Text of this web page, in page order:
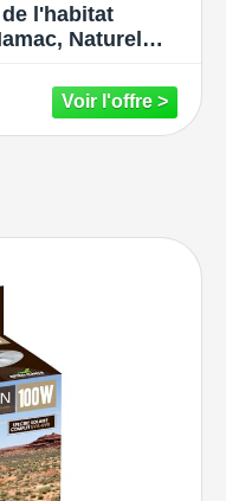
l'habitat
Naturel
pour Lézard
Serpents,